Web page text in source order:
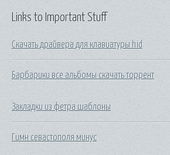
Links to Important Stuff
Скачать драйвера для клавиатуры hid
Барбарики все альбомы скачать торрент
Закладки из фетра шаблоны
Гимн севастополя минус